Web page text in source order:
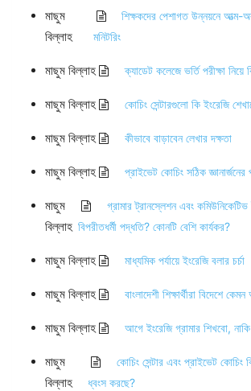
মাছুম
বিল্লাহ
শিক্ষকদের পেশাগত উন্নয়নে
মনিটরিং
মাছুম বিল্লাহ ক্যাডেট কলেজে ভর্তি পরীক্ষা নিয়ে
মাছুম বিল্লাহ কোচিং সেন্টারগুলো কি ইংরেজি
মাছুম বিল্লাহ কীভাবে বাড়াবেন লেখার দক্ষতা
মাছুম বিল্লাহ প্রাইভেট কোচিং সঠিক
মাছুম
বিল্লাহ
গ্রামার ট্রানস্লেশন এবং
বিপরীতধর্মী পদ্ধতি? কোনটি বেশি কার্যকর?
মাছুম বিল্লাহ মাধ্যমিক পর্যায়ে ইংরেজি বলার চর্চা
মাছুম বিল্লাহ বাংলাদেশী শিক্ষার্থীরা বিদেশে
মাছুম বিল্লাহ আগে ইংরেজি গ্রামার শিখবো,
মাছুম
বিল্লাহ
কোচিং সেন্টার এবং প্রাইভেট কোচিং
ধ্বংস করছে?